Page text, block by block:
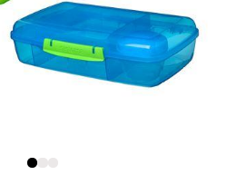
Velg
Senter Oasen